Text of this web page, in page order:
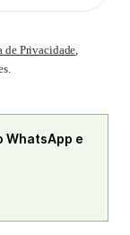
de Privacidade,
WhatsApp e